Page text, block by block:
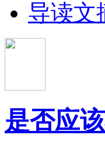
导读文
是否应